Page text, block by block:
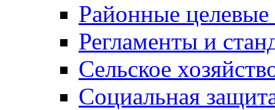
Районные
Регламенты и
Сельское
Социальная